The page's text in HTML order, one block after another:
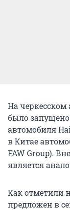
На черкесском
было запущено
автомобиля
в Китае
FAW Group).
является
Как отметили
предложен в